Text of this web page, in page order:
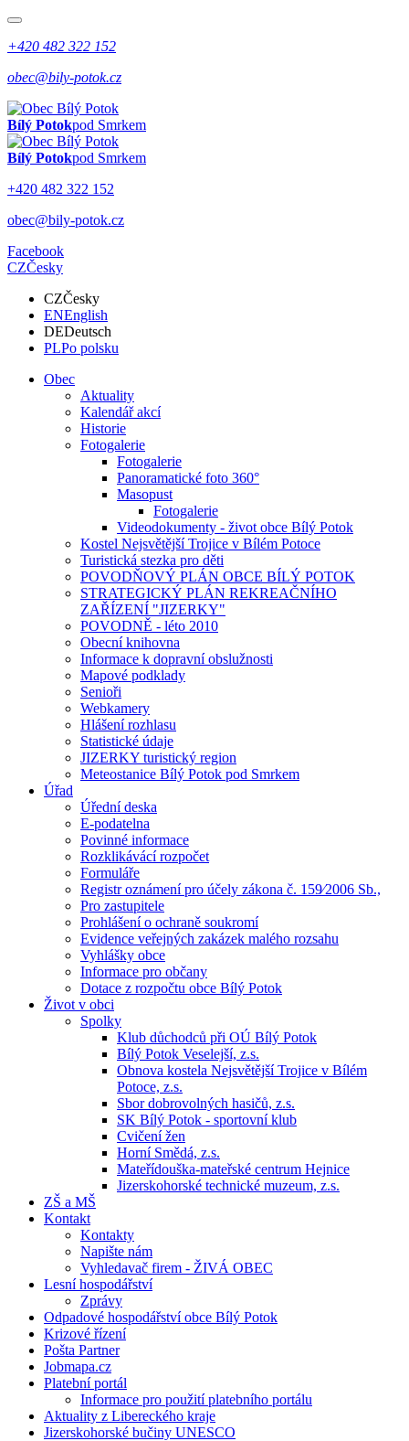
+420 482 322 152
obec@bily-potok.cz
Bílý Potokpod Smrkem
Bílý Potokpod Smrkem
+420 482 322 152
obec@bily-potok.cz
Facebook
CZČesky
CZČesky
ENEnglish
DEDeutsch
PLPo polsku
Obec
Aktuality
Kalendář akcí
Historie
Fotogalerie
Fotogalerie
Panoramatické foto 360°
Masopust
Fotogalerie
Videodokumenty - život obce Bílý Potok
Kostel Nejsvětější Trojice v Bílém Potoce
Turistická stezka pro děti
POVODŇOVÝ PLÁN OBCE BÍLÝ POTOK
STRATEGICKÝ PLÁN REKREAČNÍHO
ZAŘÍZENÍ "JIZERKY"
POVODNĚ - léto 2010
Obecní knihovna
Informace k dopravní obslužnosti
Mapové podklady
Senioři
Webkamery
Hlášení rozhlasu
Statistické údaje
JIZERKY turistický region
Meteostanice Bílý Potok pod Smrkem
Úřad
Úřední deska
E-podatelna
Povinné informace
Rozklikávácí rozpočet
Formuláře
Registr oznámení pro účely zákona č. 159⁄2006 Sb.,
Pro zastupitele
Prohlášení o ochraně soukromí
Evidence veřejných zakázek malého rozsahu
Vyhlášky obce
Informace pro občany
Dotace z rozpočtu obce Bílý Potok
Život v obci
Spolky
Klub důchodců při OÚ Bílý Potok
Bílý Potok Veselejší, z.s.
Obnova kostela Nejsvětější Trojice v Bílém
Potoce, z.s.
Sbor dobrovolných hasičů, z.s.
SK Bílý Potok - sportovní klub
Cvičení žen
Horní Smědá, z.s.
Mateřídouška-mateřské centrum Hejnice
Jizerskohorské technické muzeum, z.s.
ZŠ a MŠ
Kontakt
Kontakty
Napište nám
Vyhledavač firem - ŽIVÁ OBEC
Lesní hospodářství
Zprávy
Odpadové hospodářství obce Bílý Potok
Krizové řízení
Pošta Partner
Jobmapa.cz
Platební portál
Informace pro použití platebního portálu
Aktuality z Libereckého kraje
Jizerskohorské bučiny UNESCO